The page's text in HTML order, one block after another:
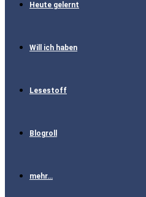
Heute gelernt
Will ich haben
Lesestoff
Blogroll
mehr…